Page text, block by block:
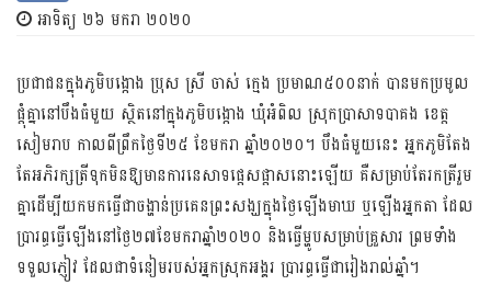
អាទិត្យ ២៦ មករា ២០២០
ប្រជាជន​ក្នុងភូមិ​បង្កោង ប្រុស ស្រី ចាស់ ក្មេង ប្រមាណ៥០០នាក់ បានមកប្រមូល
ផ្តុំគ្នា​នៅបឹងធំ​មួយ ស្ថិតនៅ​ក្នុងភូមិ​បង្កោង ឃុំអំពិល ស្រុក​ប្រា​សាទ​បាគង ​ខេត្ត
សៀមរាប កាលពីព្រឹក​ថ្ងៃទី២៥ ខែមករា ឆ្នាំ២០២០។ បឹងធំមួយនេះ អ្នកភូមិ​តែង​
តែ​អភិរក្ស​ត្រីទុក​មិនឱ្យ​មាន​ការនេសាទ​ផ្តេស​ផ្តាស​​នោះ​ឡើយ គឺសម្រាប់តែរកត្រី​រួម
គ្នាដើម្បីយក​មកធ្វើជាចង្ហាន់​ប្រគេនព្រះសង្ឃក្នុងថ្ងៃ​ឡើងមាឃ ​ឬឡើង​អ្នកតា​ ដែល​
ប្រា​រព្ធ​ធ្វើ​ឡើង​នៅ​ថ្ងៃ​២៧ខែមករាឆ្នាំ២០២០ និងធ្វើម្ហូបសម្រាប់​គ្រួសារ ព្រមទាំ​ង
ទទួលភ្ញៀវ ដែ​លជា​ទំនៀមរបស់អ្នកស្រុក​អង្គរ ប្រារព្ធធ្វើជា​រៀងរាល់​ឆ្នាំ។